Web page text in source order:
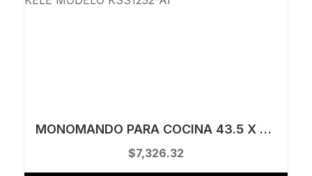
MONOMANDO PARA COCINA 43.5 X 27 CM KELE MODELO KSS1232-AI
$7,326.32